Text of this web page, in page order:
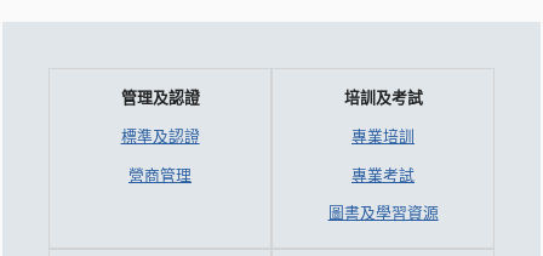
管理及認證
標準及認證
營商管理
培訓及考試
專業培訓
專業考試
圖書及學習資源